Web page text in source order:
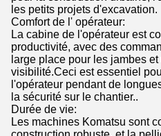
les petits projets d'excavation.
Comfort de l' opérateur:
La cabine de l'opérateur est
productivité, avec des
large place pour les jambes
visibilité.Ceci est essentiel
l'opérateur pendant de
la sécurité sur le chantier..
Durée de vie:
Les machines Komatsu sont